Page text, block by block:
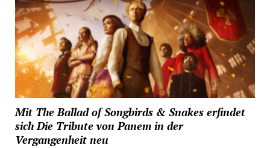
Mit The Ballad of Songbirds & Snakes erfindet
sich Die Tribute von Panem in der
Vergangenheit neu